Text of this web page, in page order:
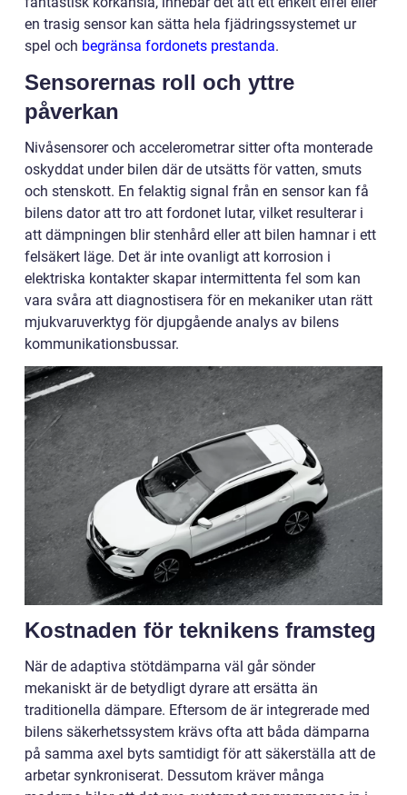
en trasig sensor kan sätta hela fjädringssystemet ur
spel och begränsa fordonets prestanda.
Sensorernas roll och yttre
påverkan
Nivåsensorer och accelerometrar sitter ofta monterade
oskyddat under bilen där de utsätts för vatten, smuts
och stenskott. En felaktig signal från en sensor kan få
bilens dator att tro att fordonet lutar, vilket resulterar i
att dämpningen blir stenhård eller att bilen hamnar i ett
felsäkert läge. Det är inte ovanligt att korrosion i
elektriska kontakter skapar intermittenta fel som kan
vara svåra att diagnostisera för en mekaniker utan rätt
mjukvaruverktyg för djupgående analys av bilens
kommunikationsbussar.
Kostnaden för teknikens framsteg
När de adaptiva stötdämparna väl går sönder
mekaniskt är de betydligt dyrare att ersätta än
traditionella dämpare. Eftersom de är integrerade med
bilens säkerhetssystem krävs ofta att båda dämparna
på samma axel byts samtidigt för att säkerställa att de
arbetar synkroniserat. Dessutom kräver många